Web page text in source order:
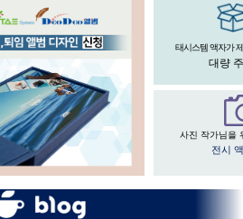
태시스템 액자가
대량
사진 작가님을
전시